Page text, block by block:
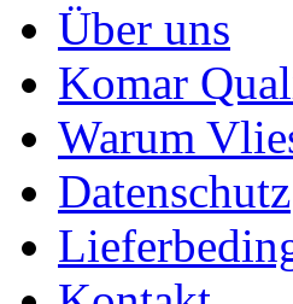
Über uns
Komar
Warum
Datenschutz